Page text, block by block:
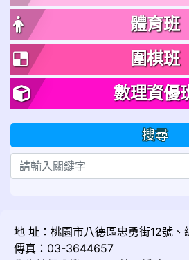
體育班
圍棋班
數理資優
搜尋
地 址：桃園市八德區忠勇街12號
傳真：03-3644657